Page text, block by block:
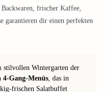
frischer Kaffee,
garantieren dir einen perfekten
stilvollen Wintergarten der
4-Gang-Menüs, das in
frischen Salatbuffet